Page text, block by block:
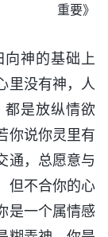
重要》
神的基础上
里没有神，人
都是放纵情欲
你说你灵里有
通，总愿意与
但不合你的心
是一个属情感